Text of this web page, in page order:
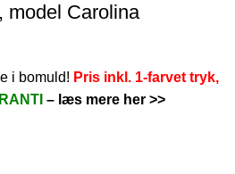
model Carolina
i bomuld! Pris inkl. 1-farvet tryk,
– læs mere her >>